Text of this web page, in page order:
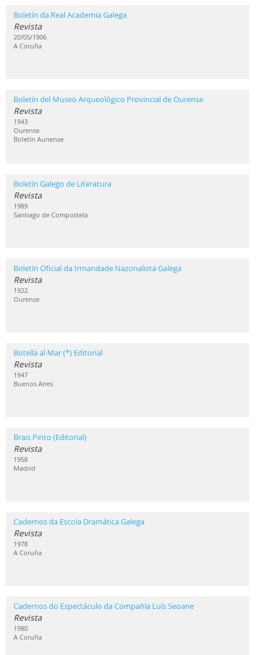
Boletín da Real Academia Galega
Revista
20/05/1906
A Coruña
Boletín del Museo Arqueológico Provincial de Ourense
Revista
1943
Ourense
Boletín Auriense
Boletín Galego de Literatura
Revista
1989
Santiago de Compostela
Boletín Oficial da Irmandade Nazonalista Galega
Revista
1922
Ourense
Botella al Mar (*) Editorial
Revista
1947
Buenos Aires
Brais Pinto (Editorial)
Revista
1958
Madrid
Cadernos da Escola Dramática Galega
Revista
1978
A Coruña
Cadernos do Espectáculo da Compañía Luís Seoane
Revista
1980
A Coruña